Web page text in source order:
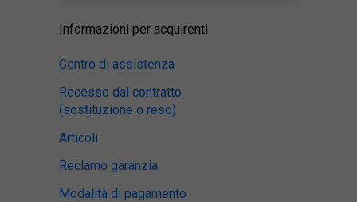
Informazioni per acquirenti
Centro di assistenza
Recesso dal contratto
(sostituzione o reso)
Articoli
Reclamo garanzia
Modalità di pagamento